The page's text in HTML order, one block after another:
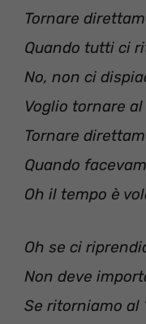
Tornare
Quando tutti ci
No, non ci
Voglio tornare al
Tornare
Quando
Oh il tempo è
Oh se ci
Non deve
Se ritorniamo al